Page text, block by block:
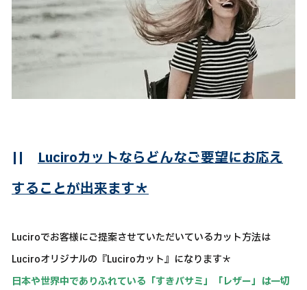
|| Luciroカットならどんなご要望にお応え
することが出来ます＊
Luciroでお客様にご提案させていただいているカット方法は
Luciroオリジナルの『Luciroカット』になります＊
日本や世界中でありふれている「すきバサミ」「レザー」は一切